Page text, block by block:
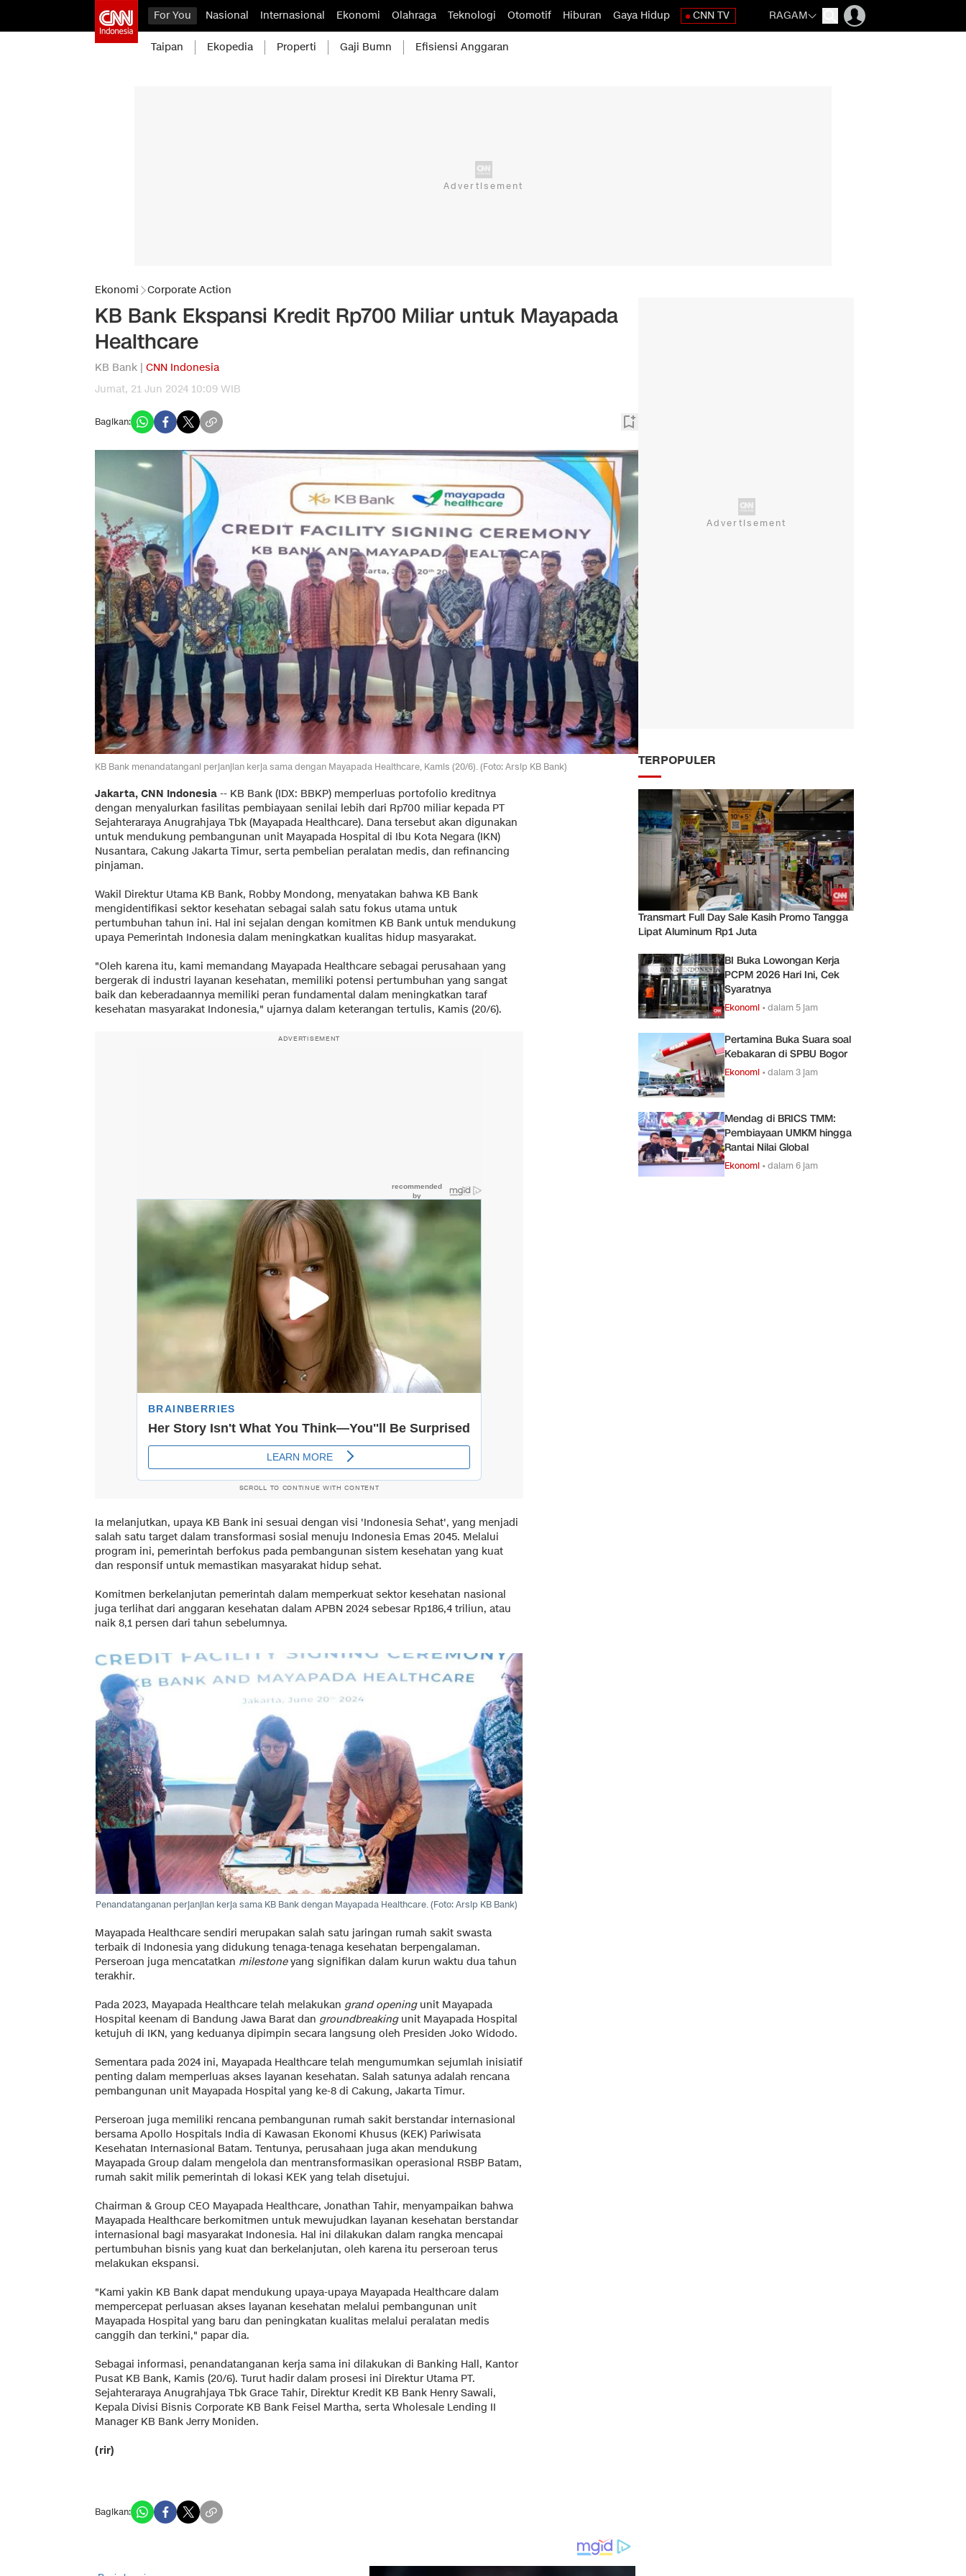
For You Nasional Internasional Ekonomi Olahraga Teknologi Otomotif Hiburan Gaya Hidup CNN TV RAGAM
Taipan Ekopedia Properti Gaji Bumn Efisiensi Anggaran
Ekonomi Corporate Action
KB Bank Ekspansi Kredit Rp700 Miliar untuk Mayapada
Healthcare
KB Bank | CNN Indonesia
Jumat, 21 Jun 2024 10:09 WIB
Bagikan:
KB Bank menandatangani perjanjian kerja sama dengan Mayapada Healthcare, Kamis (20/6). (Foto: Arsip KB Bank)
Jakarta, CNN Indonesia -- KB Bank (IDX: BBKP) memperluas portofolio kreditnya
dengan menyalurkan fasilitas pembiayaan senilai lebih dari Rp700 miliar kepada PT
Sejahteraraya Anugrahjaya Tbk (Mayapada Healthcare). Dana tersebut akan digunakan
untuk mendukung pembangunan unit Mayapada Hospital di Ibu Kota Negara (IKN)
Nusantara, Cakung Jakarta Timur, serta pembelian peralatan medis, dan refinancing
pinjaman.
Wakil Direktur Utama KB Bank, Robby Mondong, menyatakan bahwa KB Bank
mengidentifikasi sektor kesehatan sebagai salah satu fokus utama untuk
pertumbuhan tahun ini. Hal ini sejalan dengan komitmen KB Bank untuk mendukung
upaya Pemerintah Indonesia dalam meningkatkan kualitas hidup masyarakat.
"Oleh karena itu, kami memandang Mayapada Healthcare sebagai perusahaan yang
bergerak di industri layanan kesehatan, memiliki potensi pertumbuhan yang sangat
baik dan keberadaannya memiliki peran fundamental dalam meningkatkan taraf
kesehatan masyarakat Indonesia," ujarnya dalam keterangan tertulis, Kamis (20/6).
ADVERTISEMENT
SCROLL TO CONTINUE WITH CONTENT
Ia melanjutkan, upaya KB Bank ini sesuai dengan visi 'Indonesia Sehat', yang menjadi
salah satu target dalam transformasi sosial menuju Indonesia Emas 2045. Melalui
program ini, pemerintah berfokus pada pembangunan sistem kesehatan yang kuat
dan responsif untuk memastikan masyarakat hidup sehat.
Komitmen berkelanjutan pemerintah dalam memperkuat sektor kesehatan nasional
juga terlihat dari anggaran kesehatan dalam APBN 2024 sebesar Rp186,4 triliun, atau
naik 8,1 persen dari tahun sebelumnya.
Penandatanganan perjanjian kerja sama KB Bank dengan Mayapada Healthcare. (Foto: Arsip KB Bank)
Mayapada Healthcare sendiri merupakan salah satu jaringan rumah sakit swasta
terbaik di Indonesia yang didukung tenaga-tenaga kesehatan berpengalaman.
Perseroan juga mencatatkan milestoneyang signifikan dalam kurun waktu dua tahun
terakhir.
Pada 2023, Mayapada Healthcare telah melakukan grand openingunit Mayapada
Hospital keenam di Bandung Jawa Barat dan groundbreakingunit Mayapada Hospital
ketujuh di IKN, yang keduanya dipimpin secara langsung oleh Presiden Joko Widodo.
Sementara pada 2024 ini, Mayapada Healthcare telah mengumumkan sejumlah inisiatif
penting dalam memperluas akses layanan kesehatan. Salah satunya adalah rencana
pembangunan unit Mayapada Hospital yang ke-8 di Cakung, Jakarta Timur.
Perseroan juga memiliki rencana pembangunan rumah sakit berstandar internasional
bersama Apollo Hospitals India di Kawasan Ekonomi Khusus (KEK) Pariwisata
Kesehatan Internasional Batam. Tentunya, perusahaan juga akan mendukung
Mayapada Group dalam mengelola dan mentransformasikan operasional RSBP Batam,
rumah sakit milik pemerintah di lokasi KEK yang telah disetujui.
Chairman & Group CEO Mayapada Healthcare, Jonathan Tahir, menyampaikan bahwa
Mayapada Healthcare berkomitmen untuk mewujudkan layanan kesehatan berstandar
internasional bagi masyarakat Indonesia. Hal ini dilakukan dalam rangka mencapai
pertumbuhan bisnis yang kuat dan berkelanjutan, oleh karena itu perseroan terus
melakukan ekspansi.
"Kami yakin KB Bank dapat mendukung upaya-upaya Mayapada Healthcare dalam
mempercepat perluasan akses layanan kesehatan melalui pembangunan unit
Mayapada Hospital yang baru dan peningkatan kualitas melalui peralatan medis
canggih dan terkini," papar dia.
Sebagai informasi, penandatanganan kerja sama ini dilakukan di Banking Hall, Kantor
Pusat KB Bank, Kamis (20/6). Turut hadir dalam prosesi ini Direktur Utama PT.
Sejahteraraya Anugrahjaya Tbk Grace Tahir, Direktur Kredit KB Bank Henry Sawali,
Kepala Divisi Bisnis Corporate KB Bank Feisel Martha, serta Wholesale Lending II
Manager KB Bank Jerry Moniden.
(rir)
Bagikan:
TERPOPULER
Transmart Full Day Sale Kasih Promo Tangga
Lipat Aluminum Rp1 Juta
BI Buka Lowongan Kerja
PCPM 2026 Hari Ini, Cek
Syaratnya
Ekonomi •dalam 5 jam
Pertamina Buka Suara soal
Kebakaran di SPBU Bogor
Ekonomi •dalam 3 jam
Mendag di BRICS TMM:
Pembiayaan UMKM hingga
Rantai Nilai Global
Ekonomi •dalam 6 jam